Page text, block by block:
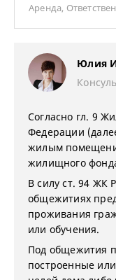
Аренда,
Юлия
Согласно гл. 9
Федерации
жилым
жилищного
В силу ст. 94
общежитиях
проживания
или обучения.
Под общежития
построенные